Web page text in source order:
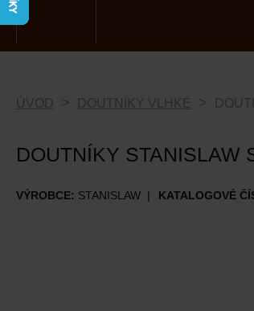
ÚVOD DOUTNÍKY VLHKÉ
DOUTNÍKY STANISLAW
VÝROBCE: STANISLAW KATALOGOVÉ